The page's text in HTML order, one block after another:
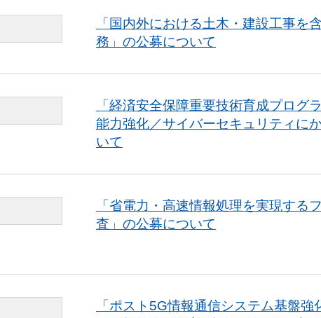
「国内外における土木・建設工事を
務」の公募について
「経済安全保障重要技術育成プログ
能力強化／サイバーセキュリティに
いて
「省電力・高速情報処理を実現する
査」の公募について
「ポスト5G情報通信システム基盤